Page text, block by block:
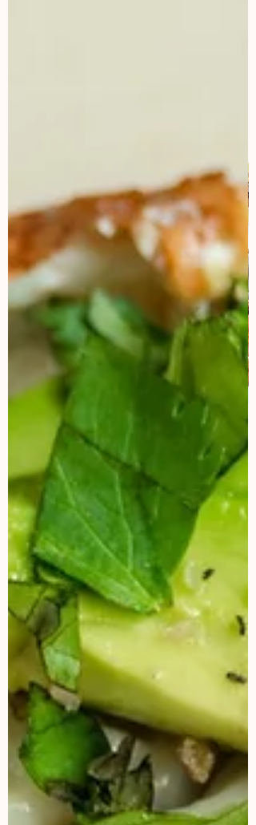
Colaboraciones
Si eres una marca que le gustaría
colaborar conmigo, mándame un mail
aquí:
Contacto